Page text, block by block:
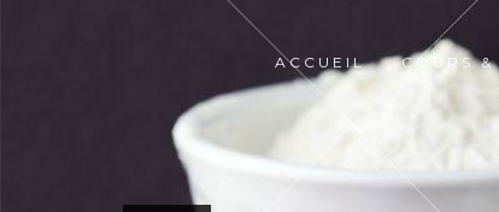
ACCUEIL COURS &